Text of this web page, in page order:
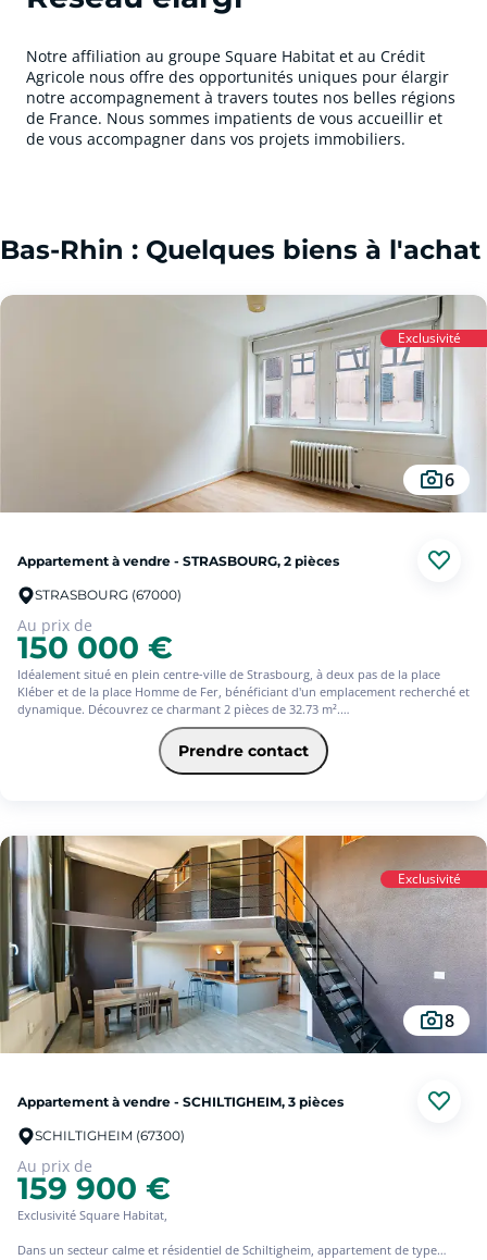
Notre affiliation au groupe Square Habitat et au Crédit
Agricole nous offre des opportunités uniques pour élargir
notre accompagnement à travers toutes nos belles régions
de France. Nous sommes impatients de vous accueillir et
de vous accompagner dans vos projets immobiliers.
Bas-Rhin : Quelques biens à l'achat
Exclusivité
6
Appartement à vendre - STRASBOURG, 2 pièces
STRASBOURG (67000)
Au prix de
150 000 €
Idéalement situé en plein centre-ville de Strasbourg, à deux pas de la place
Kléber et de la place Homme de Fer, bénéficiant d'un emplacement recherché et
dynamique. Découvrez ce charmant 2 pièces de 32.73 m².
Il se compose d'une cuisine, pratique et fonctionnelle, d'une salle d'eau, ainsi
Sa localisation exceptionnelle en hyper centre en fait un bien idéal pour un
investissement locatif, un pied-à-terre ou un premier achat.
Une opportunité rare dans un secteur recherché !
À visiter sans tarder.
Prendre contact
Exclusivité
8
Appartement à vendre - SCHILTIGHEIM, 3 pièces
SCHILTIGHEIM (67300)
Au prix de
159 900 €
Exclusivité Square Habitat,
Dans un secteur calme et résidentiel de Schiltigheim, appartement de type